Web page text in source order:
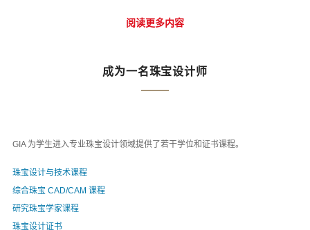
阅读更多内容
成为一名珠宝设计师
GIA 为学生进入专业珠宝设计领域提供了若干学位和证书课程。
珠宝设计与技术课程
综合珠宝 CAD/CAM 课程
研究珠宝学家课程
珠宝设计证书